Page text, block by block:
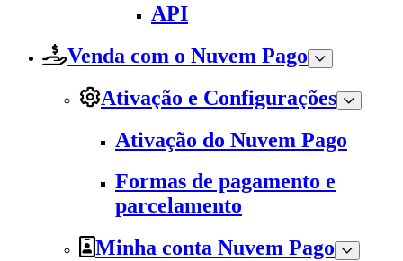
API
Venda com o Nuvem Pago
Ativação e Configurações
Ativação do Nuvem Pago
Formas de pagamento e
parcelamento
Minha conta Nuvem Pago